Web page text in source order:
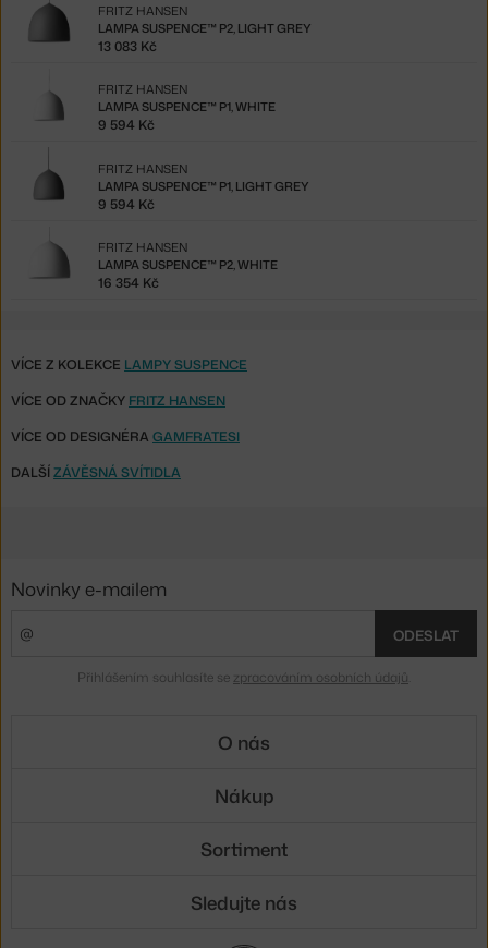
LAMPA SUSPENCE™ P2, LIGHT GREY
FRITZ HANSEN
13 083 Kč
LAMPA SUSPENCE™ P1, WHITE
FRITZ HANSEN
9 594 Kč
LAMPA SUSPENCE™ P1, LIGHT GREY
FRITZ HANSEN
9 594 Kč
LAMPA SUSPENCE™ P2, WHITE
FRITZ HANSEN
16 354 Kč
VÍCE Z KOLEKCE LAMPY SUSPENCE
VÍCE OD ZNAČKY FRITZ HANSEN
VÍCE OD DESIGNÉRA GAMFRATESI
DALŠÍZÁVĚSNÁ SVÍTIDLA
Novinky e-mailem
ODESLAT
Přihlášením souhlasíte se zpracováním osobních údajů
O nás
Nákup
Sortiment
Sledujte nás